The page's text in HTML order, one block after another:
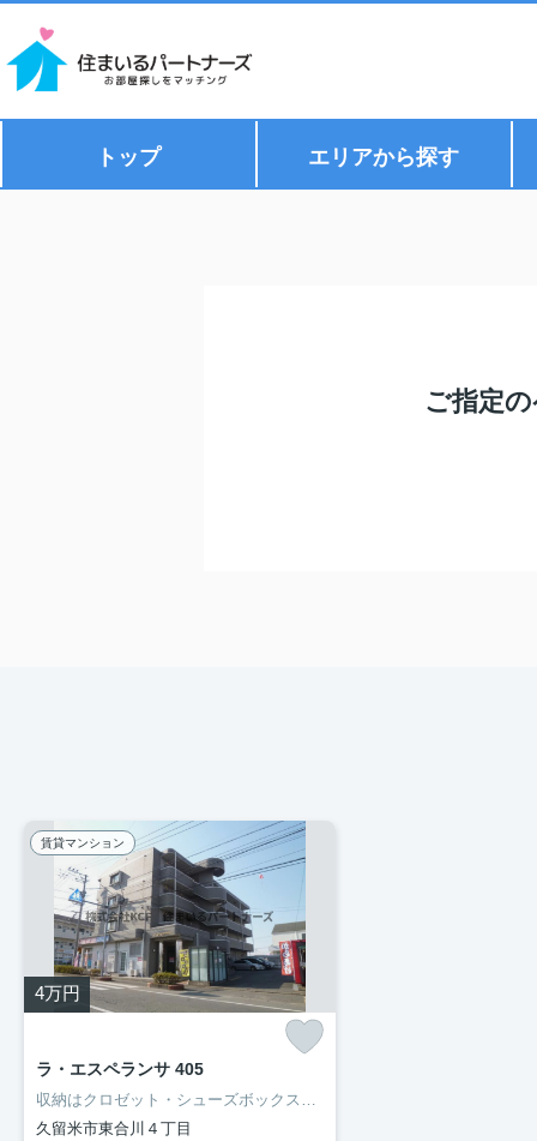
トップ エリアから探す
ご指定
賃貸マンション
4万円
ラ・エスペランサ 405
収納はクロゼット・シューズボックスなど豊富なので、広々と空間を利用することも可能です。洗面化粧台を採用しているので、歯ブラシやドライヤーなどをまとめて収納できます。セキュリティ面は、TVインターホン・オートロックなどを設置しているので安全面でも優れております。当社では久大本線久留米大学前周辺の賃貸情報を数多く取り扱っております。引っ越しを検討しているなら、お気軽にご連絡ください。
久留米市東合川４丁目